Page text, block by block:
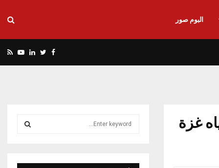
البوم صور
Facebook
Twitter
Linkedin
غزة
E